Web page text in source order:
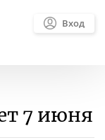
Вход
7 июня